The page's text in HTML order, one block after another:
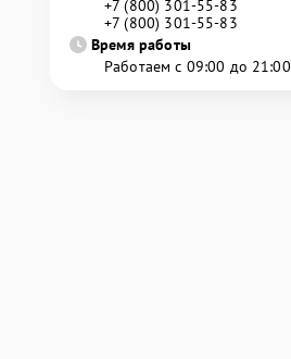
+7 (800) 301-55-83
+7 (800) 301-55-83
Время работы
Работаем с 09:00 до 21:00